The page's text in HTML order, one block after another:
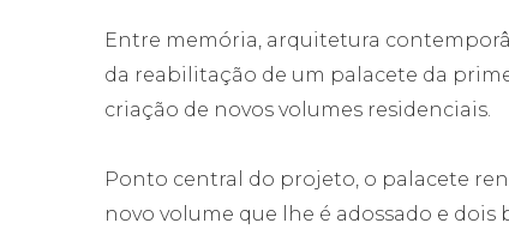
Entre memória, arquitetura
da reabilitação de um palacete da
criação de novos volumes residenciais.
Ponto central do projeto, o palacete
novo volume que lhe é adossado e